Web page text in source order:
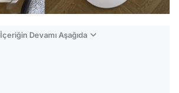
İçeriğin Devamı Aşağıda